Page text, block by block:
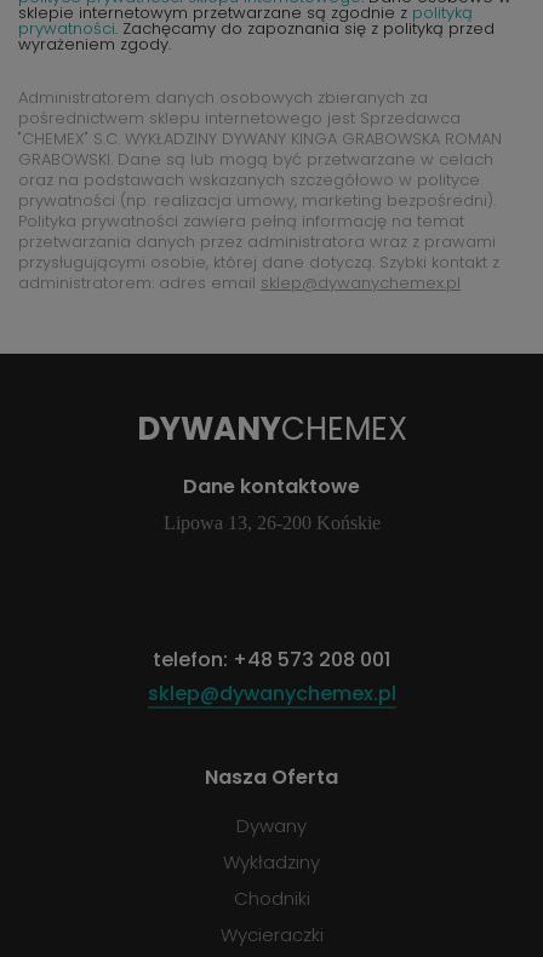
sklepie internetowym przetwarzane są zgodnie z polityką
prywatności. Zachęcamy do zapoznania się z polityką przed
wyrażeniem zgody.
Administratorem danych osobowych zbieranych za
pośrednictwem sklepu internetowego jest Sprzedawca
"CHEMEX" S.C. WYKŁADZINY DYWANY KINGA GRABOWSKA ROMAN
GRABOWSKI. Dane są lub mogą być przetwarzane w celach
oraz na podstawach wskazanych szczegółowo w polityce
prywatności (np. realizacja umowy, marketing bezpośredni).
Polityka prywatności zawiera pełną informację na temat
przetwarzania danych przez administratora wraz z prawami
przysługującymi osobie, której dane dotyczą. Szybki kontakt z
administratorem: adres email sklep@dywanychemex.pl
DYWANYCHEMEX
Dane kontaktowe
Lipowa 13, 26-200 Końskie
telefon: +48 573 208 001
sklep@dywanychemex.pl
Nasza Oferta
Dywany
Wykładziny
Chodniki
Wycieraczki